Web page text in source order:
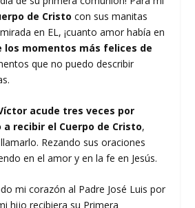
de Cristo con sus manitas
en EL, ¡cuanto amor había en
los momentos más felices de
que no puedo describir
acude tres veces por
recibir el Cuerpo de Cristo,
Rezando sus oraciones
en el amor y en la fe en Jesús.
mi corazón al Padre José Luis por
hijo recibiera su Primera